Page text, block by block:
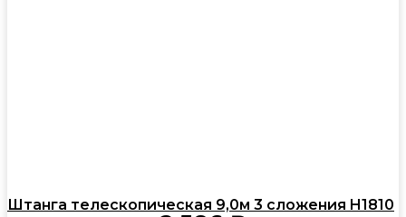
Штанга телескопическая 9,0м 3 сложения H1810